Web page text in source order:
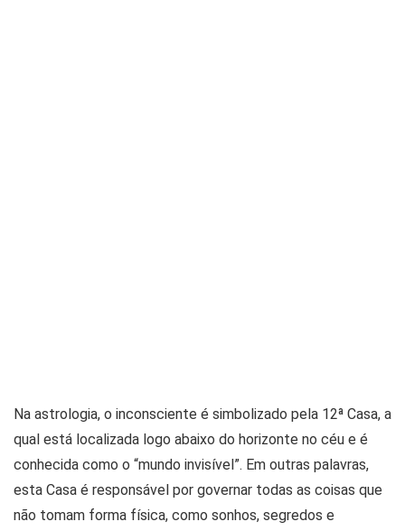
Na astrologia, o inconsciente é simbolizado pela 12ª Casa, a
qual está localizada logo abaixo do horizonte no céu e é
conhecida como o “mundo invisível”. Em outras palavras,
esta Casa é responsável por governar todas as coisas que
não tomam forma física, como sonhos, segredos e